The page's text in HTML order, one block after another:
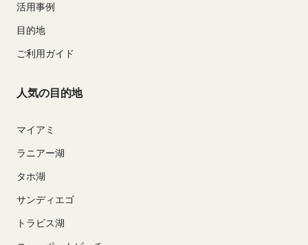
活用事例
目的地
ご利用ガイド
人気の目的地
マイアミ
ラニアー湖
タホ湖
サンディエゴ
トラビス湖